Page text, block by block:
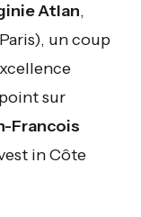
Atlan,
un coup
sur
Francois
in Côte